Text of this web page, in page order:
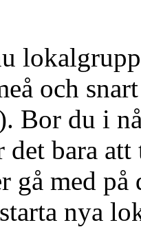
och
Bor du i
det bara
gå med på
nya